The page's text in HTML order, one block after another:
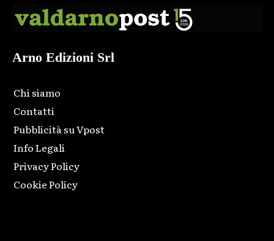
Arno Edizioni Srl
Chi siamo
Contatti
Pubblicità su Vpost
Info Legali
Privacy Policy
Cookie Policy